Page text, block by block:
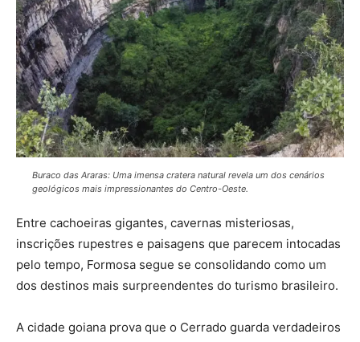
Buraco das Araras: Uma imensa cratera natural revela um dos cenários
geológicos mais impressionantes do Centro-Oeste.
Entre cachoeiras gigantes, cavernas misteriosas,
inscrições rupestres e paisagens que parecem intocadas
pelo tempo, Formosa segue se consolidando como um
dos destinos mais surpreendentes do turismo brasileiro.
A cidade goiana prova que o Cerrado guarda verdadeiros